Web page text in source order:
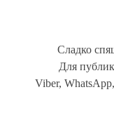
Сладко
Для
Viber,